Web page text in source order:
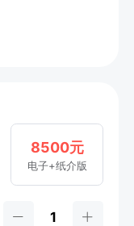
8500元
电子+纸介版